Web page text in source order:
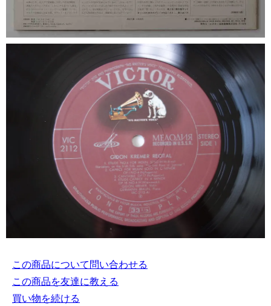
この商品について問い合わせる
この商品を友達に教える
買い物を続ける